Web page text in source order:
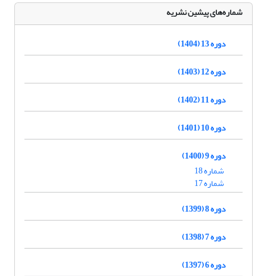
شماره‌های پیشین نشریه
دوره 13 (1404)
دوره 12 (1403)
دوره 11 (1402)
دوره 10 (1401)
دوره 9 (1400)
شماره 18
شماره 17
دوره 8 (1399)
دوره 7 (1398)
دوره 6 (1397)